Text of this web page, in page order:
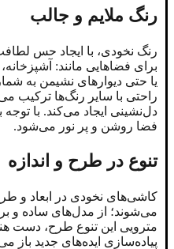
رنگ ملایم و جالب
رنگ نخودی، با ایجاد حس
برای فضاهایی مانند:
یا حتی دیوارهای نشیمن به
راحتی با سایر رنگ‌ها ترکیب
دل‌نشینی ایجاد می‌کند. با
فضا روشن‌ و پر نور می‌شود.
تنوع در طرح و اندازه
کاشی‌های نخودی در ابعاد و
می‌شوند؛ از مدل‌های ساده و
مترویی این تنوع طرح، دست
پیاده‌سازی ایده‌های جدید باز